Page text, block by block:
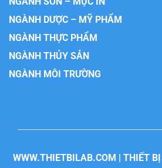
NGÀNH DƯỢC – MỸ PHẨM
NGÀNH THỰC PHẨM
NGÀNH THỦY SẢN
NGÀNH MÔI TRƯỜNG
WWW.THIETBILAB.COM | THIẾT